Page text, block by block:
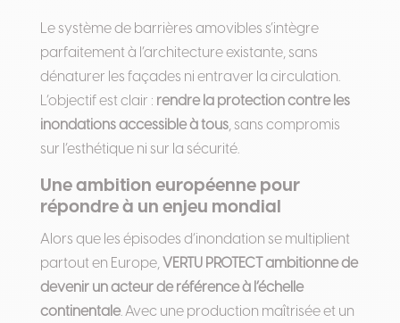
Le système de barrières amovibles s’intègre
parfaitement à l’architecture existante, sans
dénaturer les façades ni entraver la circulation.
L’objectif est clair : rendre la protection contre les
inondations accessible à tous, sans compromis
sur l’esthétique ni sur la sécurité.
Une ambition européenne pour
répondre à un enjeu mondial
Alors que les épisodes d’inondation se multiplient
partout en Europe, VERTU PROTECT ambitionne de
devenir un acteur de référence à l’échelle
continentale. Avec une production maîtrisée et un